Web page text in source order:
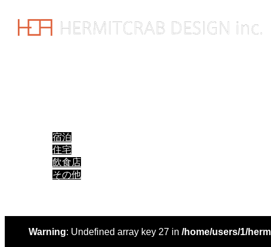
宿泊
住宅
飲食店
その他
Warning: Undefined array key 27 in /home/users/1/